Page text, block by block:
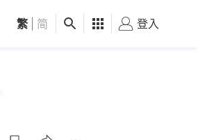
觀點 健康 好食玩飛
繁 简 登入